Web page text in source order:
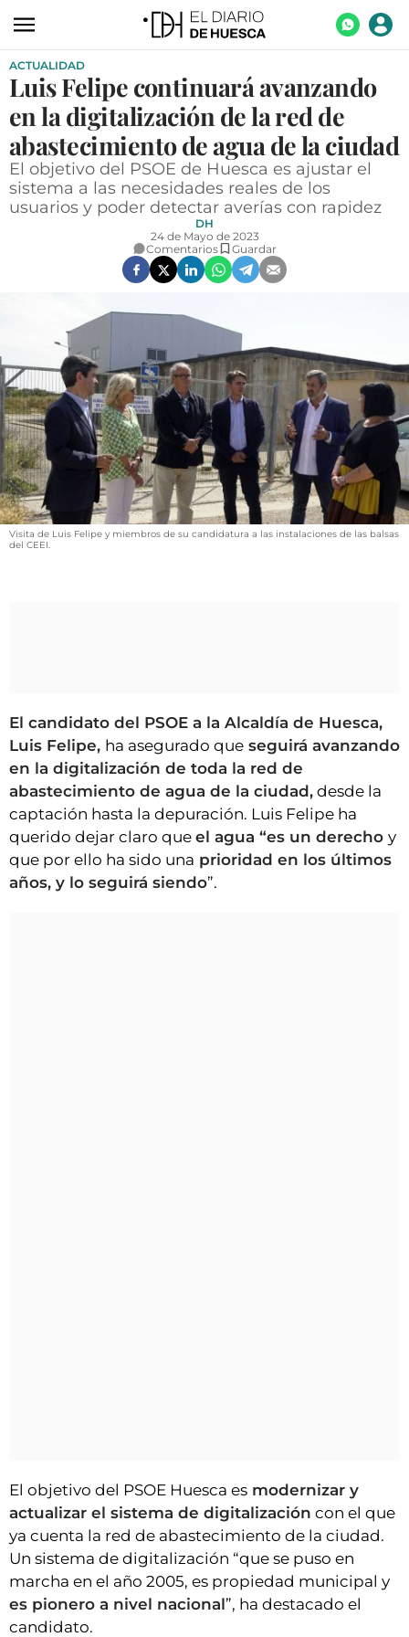
ACTUALIDAD
ECONOMÍA
TECNOLOGÍA
TURISMO
AGROALIMENTACIÓN
OPINIÓN
GALERÍAS
VÍDEOS
CONTACTAR
FIESTAS EN EL ALTO ARAGÓN
FIESTAS DE SAN LORENZO
AGENDA
CLUB DEL AMIGO MILITANTE
INICIAR SESIÓN
ACTUALIDAD
Luis Felipe continuará avanzando
en la digitalización de la red de
abastecimiento de agua de la ciudad
El objetivo del PSOE de Huesca es ajustar el
sistema a las necesidades reales de los
usuarios y poder detectar averías con rapidez
DH
24 de Mayo de 2023
Comentarios
Guardar
Visita de Luis Felipe y miembros de su candidatura a las instalaciones de las balsas
del CEEI.
El candidato del PSOE a la Alcaldía de Huesca,
Luis Felipe, ha asegurado que seguirá avanzando
en la digitalización de toda la red de
abastecimiento de agua de la ciudad, desde la
captación hasta la depuración. Luis Felipe ha
querido dejar claro que el agua “es un derecho y
que por ello ha sido una prioridad en los últimos
años, y lo seguirá siendo”.
El objetivo del PSOE Huesca es modernizar y
actualizar el sistema de digitalización con el que
ya cuenta la red de abastecimiento de la ciudad.
Un sistema de digitalización “que se puso en
marcha en el año 2005, es propiedad municipal y
es pionero a nivel nacional”, ha destacado el
candidato.